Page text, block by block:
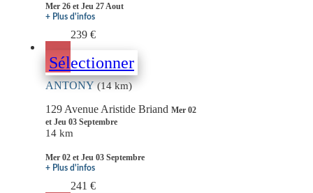
Mer 26 et Jeu 27 Aout
+ Plus d'infos
239 €
Sélectionner
ANTONY(14 km)
129 Avenue Aristide Briand Mer 02
et Jeu 03 Septembre
14 km
Mer 02 et Jeu 03 Septembre
+ Plus d'infos
241 €